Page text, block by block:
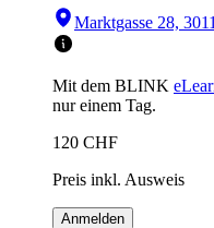
Marktgasse 28,
Mit dem BLINK
nur einem Tag.
120 CHF
Preis inkl. Ausweis
Anmelden